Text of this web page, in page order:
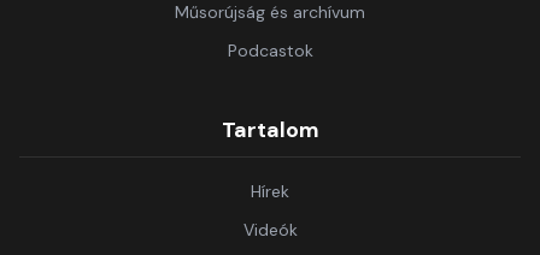
Műsorújság és archívum
Podcastok
Tartalom
Hírek
Videók